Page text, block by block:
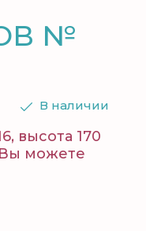
№
В наличии
высота 170
можете